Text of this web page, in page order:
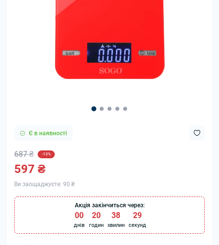
Є в наявності
687 ₴ -13%
597 ₴
Ви заощаджуєте: 90 ₴
Акція закінчиться через:
00
днів
20
годин
38
хвилин
28
секунд